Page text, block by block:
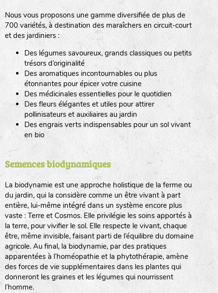
Nous vous proposons une gamme diversifiée de plus de
700 variétés, à destination des maraîchers en circuit-court
et des jardiniers :
Des légumes savoureux, grands classiques ou petits
trésors d’originalité
Des aromatiques incontournables ou plus
étonnantes pour épicer votre cuisine
Des médicinales essentielles pour le quotidien
Des fleurs élégantes et utiles pour attirer
pollinisateurs et auxiliaires au jardin
Des engrais verts indispensables pour un sol vivant
en bio
Semences biodynamiques
La biodynamie est une approche holistique de la ferme ou
du jardin, qui la considère comme un être vivant à part
entière, lui-même intégré dans un système encore plus
vaste : Terre et Cosmos. Elle privilégie les soins apportés à
la terre, pour vivifier le sol. Elle respecte le vivant, chaque
être, même invisible, faisant parti de l’équilibre du domaine
agricole. Au final, la biodynamie, par des pratiques
apparentées à l’homéopathie et la phytothérapie, amène
des forces de vie supplémentaires dans les plantes qui
donneront les graines et les légumes qui nourrissent
l’homme.
LA RÉFÉRENCE :F BEL20BPA1A (en haut à gauche)
F : Fleurs.
Les autres catégories étant :
tas de compost
fleurs
animaux domestiques
animaux sauvages
biodiversité cultivée